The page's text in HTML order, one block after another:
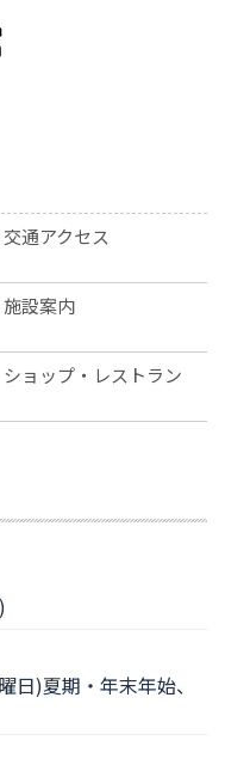
交通アクセス
施設案内
ショップ・レストラン
日)夏期・年末年始、